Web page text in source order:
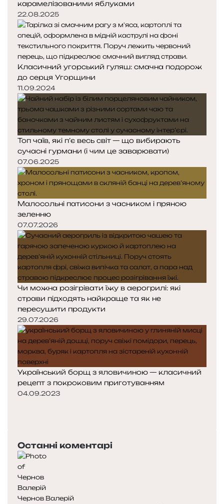
карамелізованими яблуками
22.08.2025
Класичний угорський гуляш: смачна подорож
до серця Угорщини
11.09.2024
Топ чаїв, які п’є весь світ — що вибирають
сучасні гурмани (і чим це заварювати)
07.06.2025
Малосольні патисони з часником і пряною
зеленню
07.07.2026
Чи можна розігрівати їжу в аерогрилі: які
страви підходять найкраще та як не
пересушити продукти
29.07.2026
Український борщ з яловичиною — класичний
рецепт з покроковим приготуванням
04.09.2023
р
е
д
н
я
с
т
у
п
н
а
с
Останні коментарі
Чернов Валерій